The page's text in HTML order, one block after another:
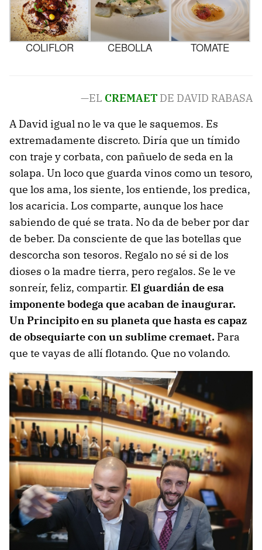
COLIFLOR CEBOLLA TOMATE
—EL CREMAET DE DAVID RABASA
A David igual no le va que le saquemos. Es
extremadamente discreto. Diría que un tímido
con traje y corbata, con pañuelo de seda en la
solapa. Un loco que guarda vinos como un tesoro,
que los ama, los siente, los entiende, los predica,
los acaricia. Los comparte, aunque los hace
sabiendo de qué se trata. No da de beber por dar
de beber. Da consciente de que las botellas que
descorcha son tesoros. Regalo no sé si de los
dioses o la madre tierra, pero regalos. Se le ve
sonreír, feliz, compartir. El guardián de esa
imponente bodega que acaban de inaugurar.
Un Principito en su planeta que hasta es capaz
de obsequiarte con un sublime cremaet. Para
que te vayas de allí flotando. Que no volando.